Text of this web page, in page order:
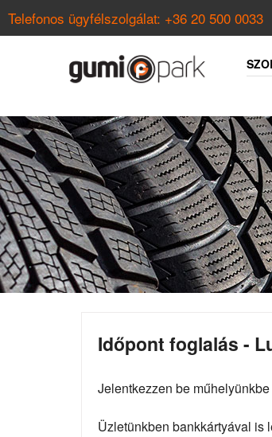
Telefonos ügyfélszolgálat: +36 20 500 0033
Időpont foglalás -
Jelentkezzen be
Üzletünkben bankkártyával is